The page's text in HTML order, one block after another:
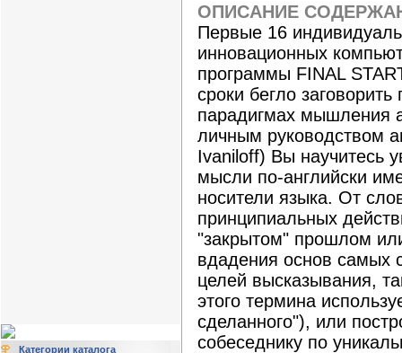
Категории каталога
ОПИСАНИЕ
Первые 16
инновационных
программы FINAL
сроки бегло
парадигмах мышления
личным руководством
Ivaniloff) Вы научитесь
мысли по-английски
носители языка. От
принципиальных
"закрытом" прошлом
вдадения основ самых
целей высказывания,
этого термина
сделанного"), или
собеседнику по